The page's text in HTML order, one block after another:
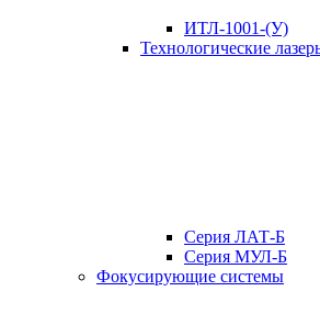
ИТЛ-1001-(У)
Технологические
Серия ЛАТ-Б
Серия МУЛ-Б
Фокусирующие системы